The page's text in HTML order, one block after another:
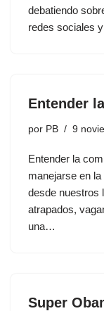
debatiendo
redes sociales
Entender
por PB 9
Entender la
manejarse en
desde nuestros
atrapados,
una…
Super